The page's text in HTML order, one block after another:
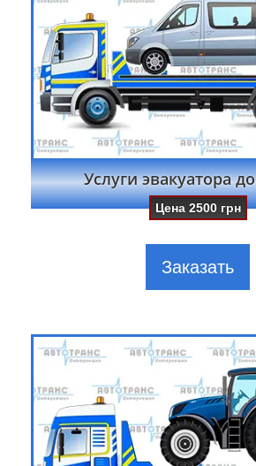
Услуги эвакуатора
Цена2500 грн
Заказать